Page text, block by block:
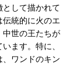
として描かれて
伝統的に火のエ
中世の王たちが
ます。特に、
、ワンドのキン